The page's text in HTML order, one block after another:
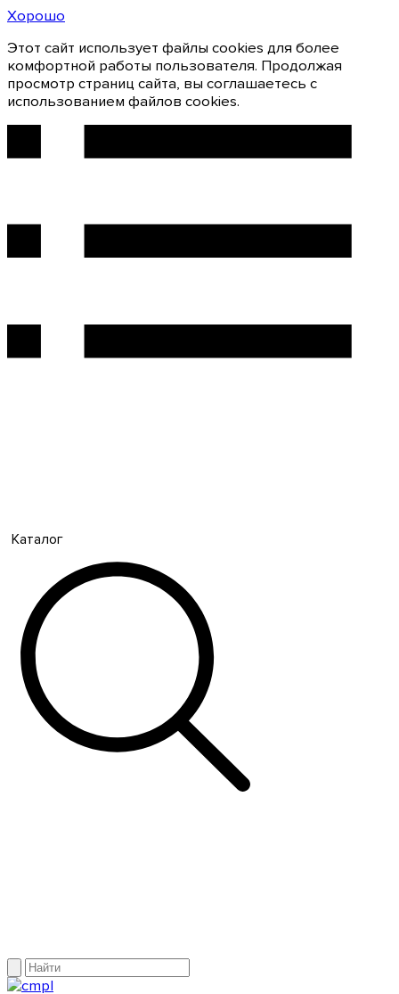
Хорошо
Этот сайт использует файлы cookies для более
комфортной работы пользователя. Продолжая
просмотр страниц сайта, вы соглашаетесь с
использованием файлов cookies.
Каталог